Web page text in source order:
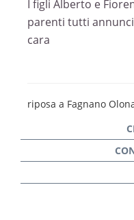
I figli Alberto e
parenti tutti
cara
riposa a Fagnano